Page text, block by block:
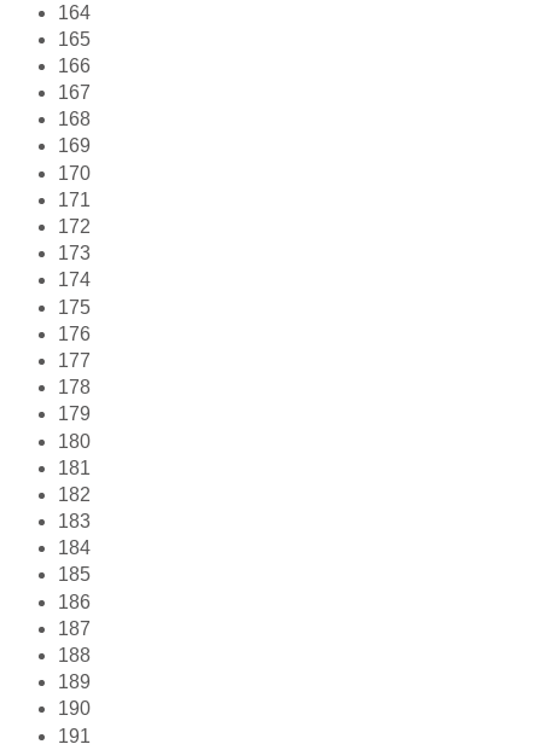
164
165
166
167
168
169
170
171
172
173
174
175
176
177
178
179
180
181
182
183
184
185
186
187
188
189
190
191